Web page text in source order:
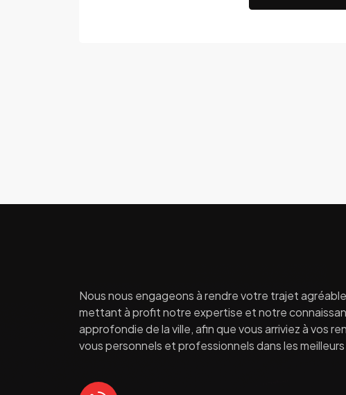
Nous nous engageons à rendre votre trajet
mettant à profit notre expertise et notre
approfondie de la ville, afin que vous arriviez à vos
vous personnels et professionnels dans les meilleurs